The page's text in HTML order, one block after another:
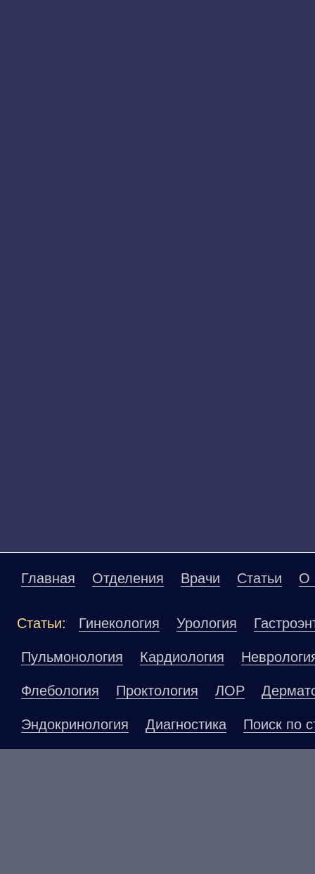
Главная Отделения Врачи Статьи О
Статьи: Гинекология Урология
Пульмонология Кардиология
Флебология Проктология ЛОР
Эндокринология Диагностика Поиск по